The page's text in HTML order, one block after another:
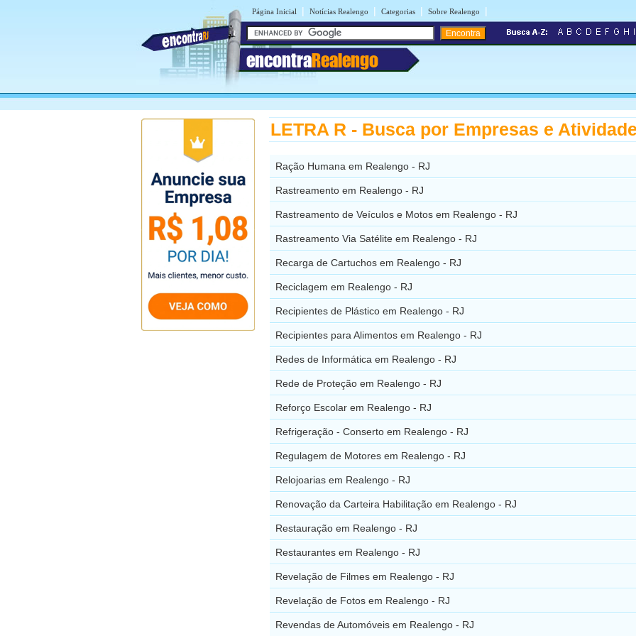
Página Inicial | Notícias Realengo | Categorias | Sobre Realengo |
encontraRealengo
LETRA R - Busca por Empresas e
Ração Humana em Realengo - RJ
Rastreamento em Realengo - RJ
Rastreamento de Veículos e Motos em Realengo - RJ
Rastreamento Via Satélite em Realengo - RJ
Recarga de Cartuchos em Realengo - RJ
Reciclagem em Realengo - RJ
Recipientes de Plástico em Realengo - RJ
Recipientes para Alimentos em Realengo - RJ
Redes de Informática em Realengo - RJ
Rede de Proteção em Realengo - RJ
Reforço Escolar em Realengo - RJ
Refrigeração - Conserto em Realengo - RJ
Regulagem de Motores em Realengo - RJ
Relojoarias em Realengo - RJ
Renovação da Carteira Habilitação em Realengo - RJ
Restauração em Realengo - RJ
Restaurantes em Realengo - RJ
Revelação de Filmes em Realengo - RJ
Revelação de Fotos em Realengo - RJ
Revendas de Automóveis em Realengo - RJ